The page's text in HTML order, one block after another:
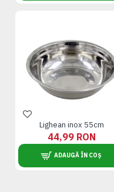
Lighean inox 55cm
44,99 RON
ADAUGĂ ÎN COȘ